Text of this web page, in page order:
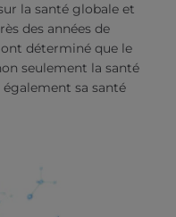
la santé globale et
des années de
ont déterminé que le
seulement la santé
sa santé